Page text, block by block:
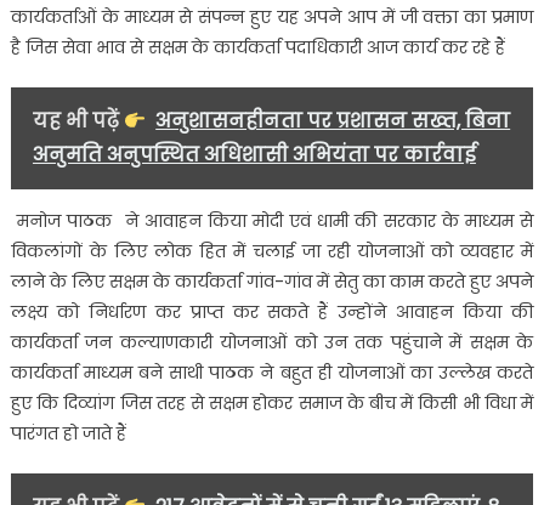
का
आयोजन…..
कार्यकर्ताओं के माध्यम से संपन्न हुए यह अपने आप में जी वक्ता का प्रमाण
है जिस सेवा भाव से सक्षम के कार्यकर्ता पदाधिकारी आज कार्य कर रहे हैं
यह भी पढ़ें
अनुशासनहीनता पर प्रशासन सख्त, बिना
अनुमति अनुपस्थित अधिशासी अभियंता पर कार्रवाई
मनोज पाठक ने आवाहन किया मोदी एवं धामी की सरकार के माध्यम से
विकलांगों के लिए लोक हित में चलाई जा रही योजनाओं को व्यवहार में
लाने के लिए सक्षम के कार्यकर्ता गांव-गांव में सेतु का काम करते हुए अपने
लक्ष्य को निर्धारण कर प्राप्त कर सकते हैं उन्होंने आवाहन किया की
कार्यकर्ता जन कल्याणकारी योजनाओं को उन तक पहुंचाने में सक्षम के
कार्यकर्ता माध्यम बने साथी पाठक ने बहुत ही योजनाओं का उल्लेख करते
हुए कि दिव्यांग जिस तरह से सक्षम होकर समाज के बीच में किसी भी विधा में
पारंगत हो जाते हैं